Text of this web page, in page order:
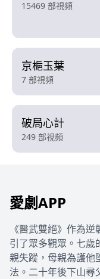
15469 部視頻
京梔玉葉
7 部視頻
破局心計
249 部視頻
愛劇APP
《醫武雙絕》作為
引了眾多觀眾。七歲
親失蹤，母親為護他
法。二十年後下山尋